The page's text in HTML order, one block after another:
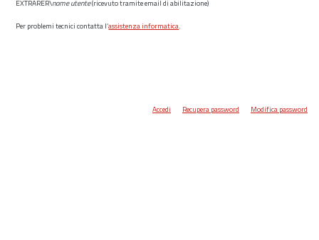
EXTRARER\nome utente(ricevuto tramite email di abilitazione)
Per problemi tecnici contatta l’assistenza informatica.
Accedi Recupera password Modifica password